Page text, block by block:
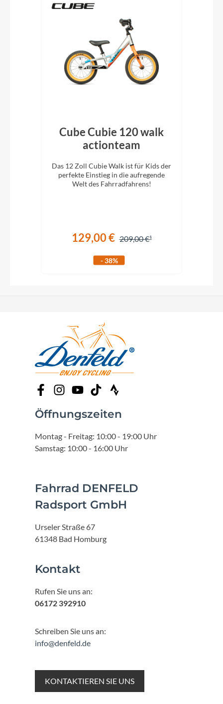
Cube Cubie 120 walk
actionteam
Das 12 Zoll Cubie Walk ist für Kids der
perfekte Einstieg in die aufregende
Welt des Fahrradfahrens!
129,00 € 209,00 €
- 38%
Öffnungszeiten
Montag - Freitag: 10:00 - 19:00 Uhr
Samstag: 10:00 - 16:00 Uhr
Fahrrad DENFELD
Radsport GmbH
Urseler Straße 67
61348 Bad Homburg
Kontakt
Rufen Sie uns an:
06172 392910
Schreiben Sie uns an:
info@denfeld.de
KONTAKTIEREN SIE UNS